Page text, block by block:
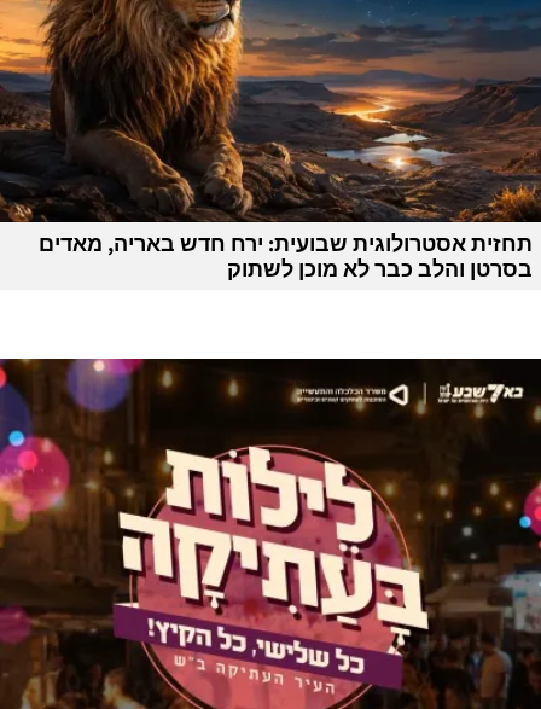
תחזית אסטרולוגית שבועית: ירח חדש באריה, מאדים
בסרטן והלב כבר לא מוכן לשתוק